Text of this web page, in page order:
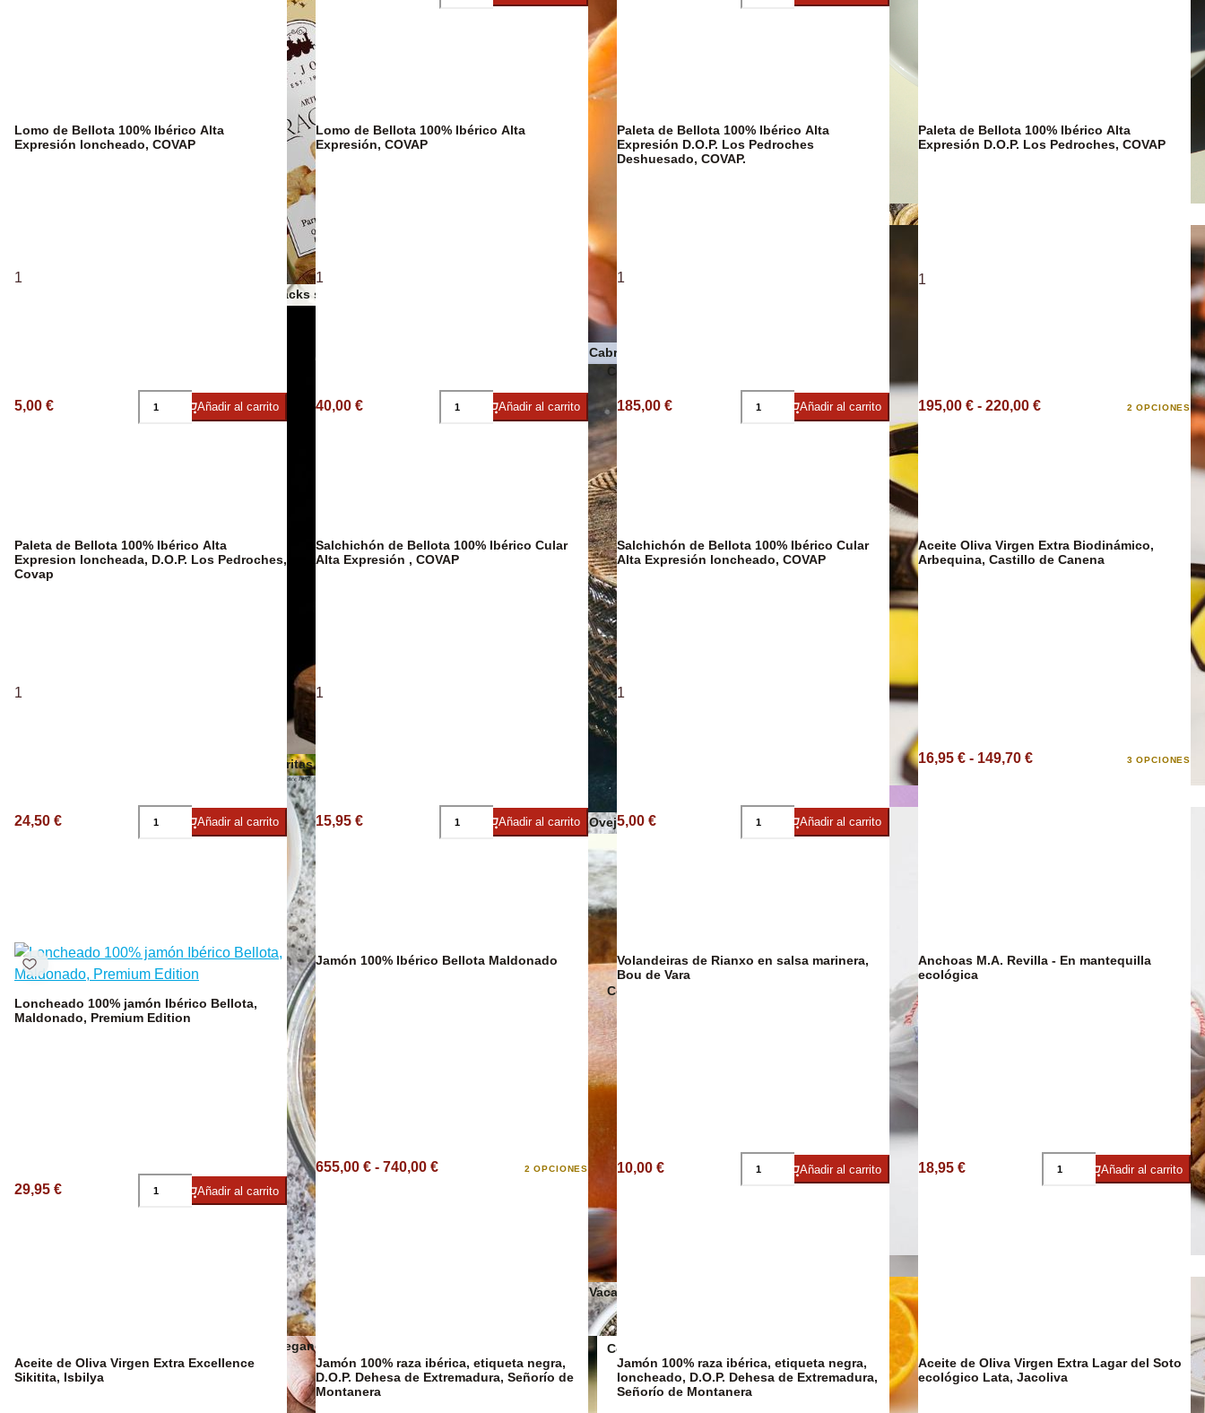
Sangría Premium
Otros snacks salados
Patatas Fritas
Snacks veganos
Aceites AOVE Premium
Jamón Ibérico
Quesos de Cabra
Quesos de Oveja
Quesos de Vaca
Conservas de pescado y marisco
Conservas Ecológicas
Conservas Veganas
Salsas y condimentos
Lomo de Bellota 100% Ibérico Alta
Expresión loncheado, COVAP
1
5,00 € Añadir al carrito
Lomo de Bellota 100% Ibérico Alta
Expresión, COVAP
1
40,00 € Añadir al carrito
Paleta de Bellota 100% Ibérico Alta
Expresión D.O.P. Los Pedroches
Deshuesado, COVAP.
1
185,00 € Añadir al carrito
Paleta de Bellota 100% Ibérico Alta
Expresión D.O.P. Los Pedroches, COVAP
1
195,00 € - 220,00 € 2 OPCIONES
Paleta de Bellota 100% Ibérico Alta
Expresion loncheada, D.O.P. Los Pedroches,
Covap
1
24,50 € Añadir al carrito
Salchichón de Bellota 100% Ibérico Cular
Alta Expresión , COVAP
1
15,95 € Añadir al carrito
Salchichón de Bellota 100% Ibérico Cular
Alta Expresión loncheado, COVAP
1
5,00 € Añadir al carrito
DESCUENTO
Aceite Oliva Virgen Extra Biodinámico,
Arbequina, Castillo de Canena
16,95 € - 149,70 € 3 OPCIONES
Loncheado 100% jamón Ibérico Bellota,
Maldonado, Premium Edition
29,95 € Añadir al carrito
Jamón 100% Ibérico Bellota Maldonado
655,00 € - 740,00 € 2 OPCIONES
DESCUENTO23%
Volandeiras de Rianxo en salsa marinera,
Bou de Vara
10,00 € Añadir al carrito
Anchoas M.A. Revilla - En mantequilla
ecológica
18,95 € Añadir al carrito
Aceite de Oliva Virgen Extra Excellence
Sikitita, Isbilya
Jamón 100% raza ibérica, etiqueta negra,
D.O.P. Dehesa de Extremadura, Señorío de
Montanera
Jamón 100% raza ibérica, etiqueta negra,
loncheado, D.O.P. Dehesa de Extremadura,
Señorío de Montanera
Aceite de Oliva Virgen Extra Lagar del Soto
ecológico Lata, Jacoliva